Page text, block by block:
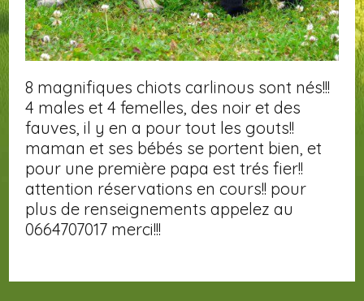
8 magnifiques chiots carlinous sont nés!!!
4 males et 4 femelles, des noir et des
fauves, il y en a pour tout les gouts!!
maman et ses bébés se portent bien, et
pour une première papa est trés fier!!
attention réservations en cours!! pour
plus de renseignements appelez au
0664707017 merci!!!